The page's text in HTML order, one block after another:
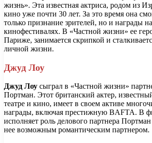
жизнь». Эта известная актриса, родом из
кино уже почти 30 лет. За это время она
только признание зрителей, но и награды
кинофестивалях. В «Частной жизни» ее
Париже, занимается скрипкой и
личной жизни.
Джуд Лоу
Джуд Лоу сыграл в «Частной жизни»
Портман. Этот британский актер,
театре и кино, имеет в своем активе
награды, включая престижную BAFTA. В
исполняет роль делового партнера
нее возможным романтическим партнером.